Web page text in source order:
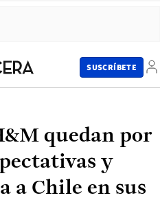
SUSCRÍBETE
quedan por
y
a Chile en sus